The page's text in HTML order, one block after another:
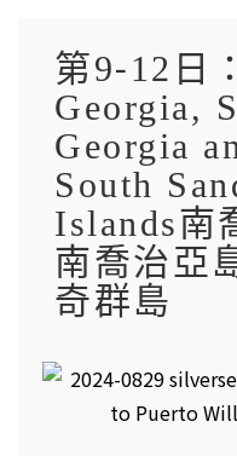
第9-12日
Georgia,
Georgia
South
Islands南
南喬治亞
奇群島